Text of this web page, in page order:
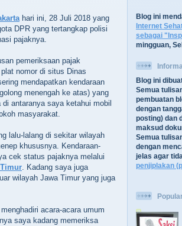
hari ini, 28 Juli 2018 yang
DPR yang tertangkap polisi
pajaknya.
pemeriksaan pajak
nomor di situs Dinas
mendapatkan kendaraan
menengah ke atas) yang
antaranya saya ketahui mobil
masyarakat.
lalu-lalang di sekitar wilayah
khususnya. Kendaraan-
cek status pajaknya melalui
. Kadang saya juga
wilayah Jawa Timur yang juga
acara-acara umum
saya kadang memeriksa
Blog ini
Internet
sebagai
mingguan,
Blog ini
Semua
pembuatan
dengan
posting) dan
maksud
Semua
dengan
jelas agar
penjiplakan